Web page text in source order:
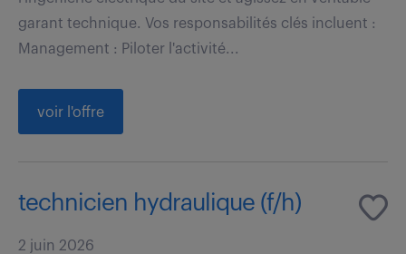
garant technique. Vos responsabilités clés incluent :
Management : Piloter l'activité...
voir l'offre
technicien hydraulique (f/h)
2 juin 2026